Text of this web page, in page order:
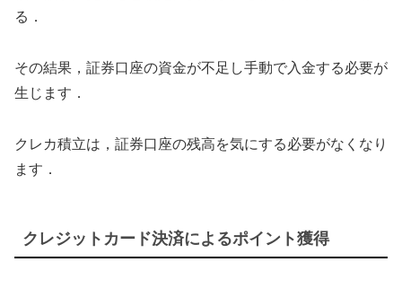
る．
その結果，証券口座の資金が不足し手動で入金する必要が
生じます．
クレカ積立は，証券口座の残高を気にする必要がなくなり
ます．
クレジットカード決済によるポイント獲得